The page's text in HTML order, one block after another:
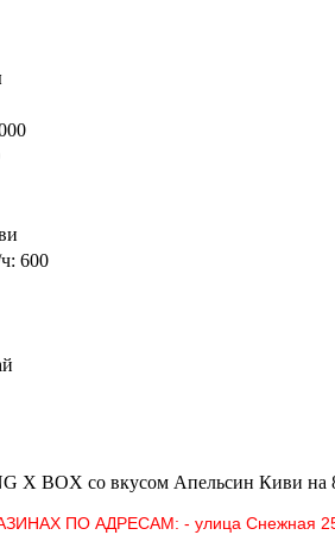
600
X BOX со вкусом Апельсин Киви на
ПО АДРЕСАМ: - улица Снежная